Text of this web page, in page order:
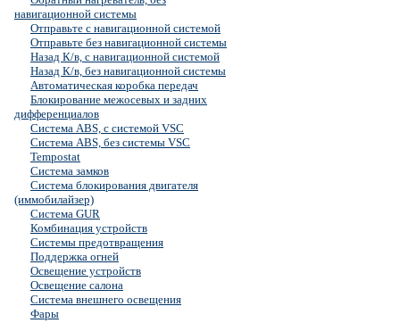
навигационной системы
Отправьте с навигационной системой
Отправьте без навигационной системы
Назад К/в, с навигационной системой
Назад К/в, без навигационной системы
Автоматическая коробка передач
Блокирование межосевых и задних
дифференциалов
Система ABS, с системой VSC
Система ABS, без системы VSC
Tempostat
Система замков
Система блокирования двигателя
(иммобилайзер)
Система GUR
Комбинация устройств
Системы предотвращения
Поддержка огней
Освещение устройств
Освещение салона
Система внешнего освещения
Фары